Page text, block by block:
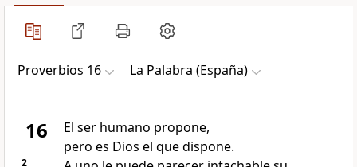
Proverbios 16 La Palabra (España)
16
El ser humano propone,
pero es Dios el que dispone.
2